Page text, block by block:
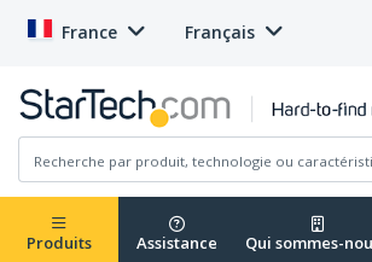
France Français
Produits Assistance Qui sommes-